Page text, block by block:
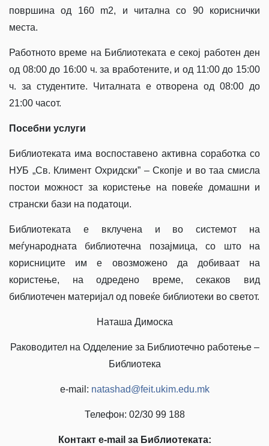
површина од 160 m2, и читална со 90 кориснички
места.
Работното време на Библиотеката е секој работен ден
од 08:00 до 16:00 ч. за вработените, и од 11:00 до 15:00
ч. за студентите. Читалната е отворена од 08:00 до
21:00 часот.
Посебни услуги
Библиотеката има воспоставено активна соработка со
НУБ „Св. Климент Охридски” – Скопје и во таа смисла
постои можност за користење на повеќе домашни и
странски бази на податоци.
Библиотеката е вклучена и во системот на
меѓународната библиотечна позајмица, со што на
корисниците им е овозможено да добиваат на
користење, на одредено време, секаков вид
библиотечен материјал од повеќе библиотеки во светот.
Наташа Димоска
Раководител на Одделение за Библиотечно работење –
Библиотека
e-mail: natashad@feit.ukim.edu.mk
Телефон: 02/30 99 188
Контакт е-mail за Библиотеката: